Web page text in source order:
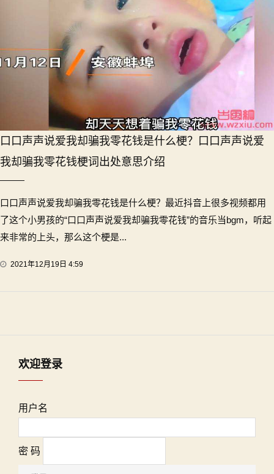
口口声声说爱我却骗我零花钱是什么梗？口口声声说爱
我却骗我零花钱梗词出处意思介绍
口口声声说爱我却骗我零花钱是什么梗？最近抖音上很多视频都用
了这个小男孩的“口口声声说爱我却骗我零花钱”的音乐当bgm，听起
来非常的上头，那么这个梗是...
2021年12月19日 4:59
欢迎登录
用户名
密 码